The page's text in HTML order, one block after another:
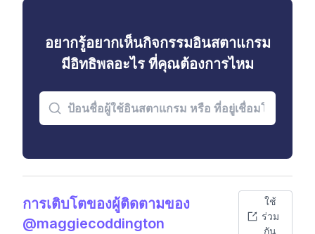
อยากรู้อยากเห็นกิจกรรมอินสตาแกรม
มีอิทธิพลอะไร ที่คุณต้องการไหม
การเติบโตของผู้ติดตามของ
@maggiecoddington
ใช้
ร่วม
กัน